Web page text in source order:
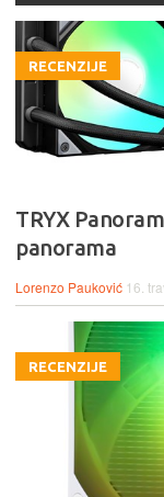
RECENZIJE
TRYX
panorama
Lorenzo Pauković 16.
RECENZIJE